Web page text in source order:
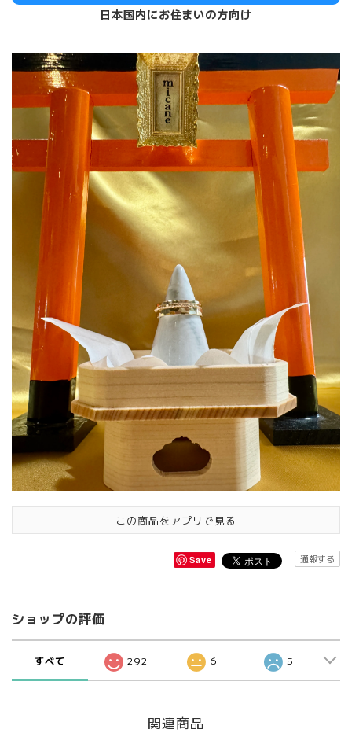
日本国内にお住まいの方向け
この商品をアプリで見る
Save 通報する
ショップの評価
すべて 292 6 5
関連商品